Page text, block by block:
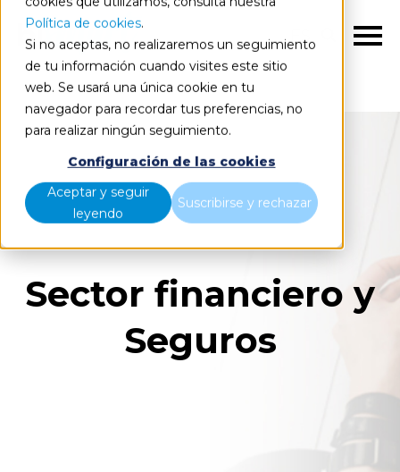
Política de cookies.
Si no aceptas, no realizaremos un seguimiento
de tu información cuando visites este sitio
web. Se usará una única cookie en tu
navegador para recordar tus preferencias, no
para realizar ningún seguimiento.
Configuración de las cookies
Aceptar y seguir
leyendo
Suscribirse y rechazar
ES
Inicio Sectores Sector Financiero y Seguros
Sector financiero y
Seguros